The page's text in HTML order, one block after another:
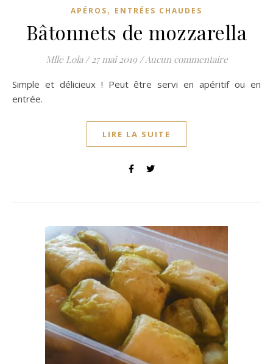
APÉROS, ENTRÉES CHAUDES
Bâtonnets de mozzarella
Mlle Lola / 27 mai 2019 /Aucun commentaire
Simple et délicieux ! Peut être servi en apéritif ou en
entrée.
LIRE LA SUITE